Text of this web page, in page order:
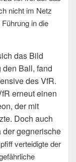
nicht im Netz
in die
das Bild
den Ball, fand
des VfR.
erneut einen
der mit
Doch auch
gegnerische
verteidigte der